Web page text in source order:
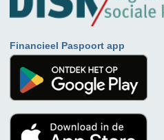
Financieel Paspoort app